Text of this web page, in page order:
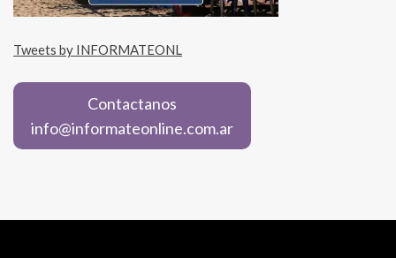
Tweets by INFORMATEONL
Contactanos
info@informateonline.com.ar